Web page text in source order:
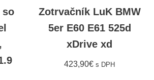
so
Zotrvačník LuK BMW
5er E60 E61 525d
xDrive xd
423,90€ s DPH